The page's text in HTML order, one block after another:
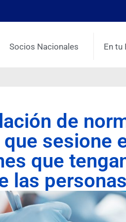
Socios Nacionales En tu
de
sesione
que
las personas